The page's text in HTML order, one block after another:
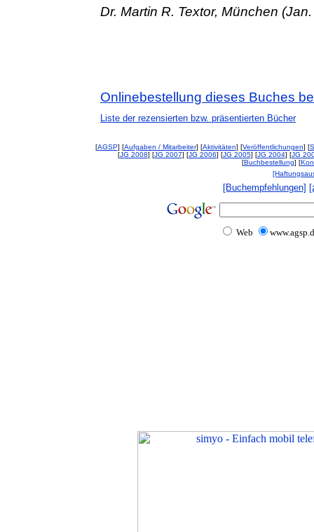
Dr. Martin R. Textor, München
Onlinebestellung dieses Buches
Liste der rezensierten bzw. präsentierten Bücher
[AGSP] [Aufgaben / Mitarbeiter] [Aktivitäten] [Veröffentlichungen] [
[JG 2008] [JG 2007] [JG 2006] [JG 2005] [JG 2004] [JG
[Buchbestellung] [
[Buchempfehlungen]
Web